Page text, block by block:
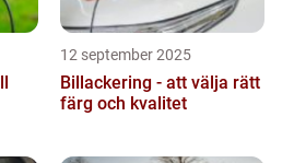
12 september 2025
Billackering - att välja rätt
färg och kvalitet